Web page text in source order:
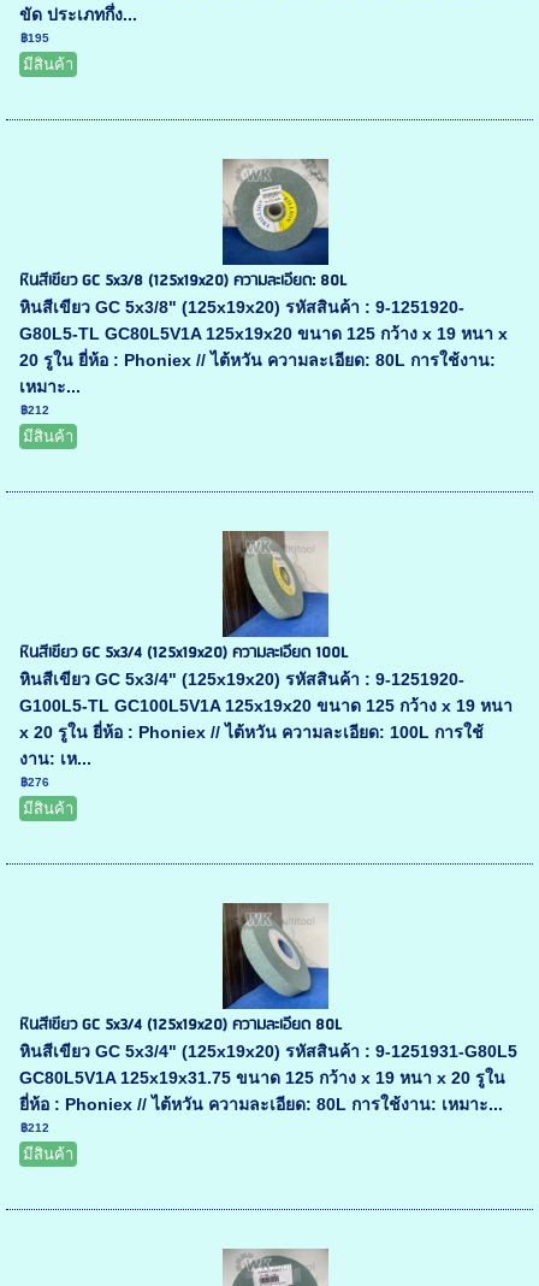
ขัด ประเภทกึ่ง...
฿195
มีสินค้า
หินสีเขียว GC 5x3/8 (125x19x20) ความละเอียด: 80L
หินสีเขียว GC 5x3/8" (125x19x20) รหัสสินค้า : 9-1251920-
G80L5-TL GC80L5V1A 125x19x20 ขนาด 125 กว้าง x 19 หนา x
20 รูใน ยี่ห้อ : Phoniex // ไต้หวัน ความละเอียด: 80L การใช้งาน:
เหมาะ...
฿212
มีสินค้า
หินสีเขียว GC 5x3/4 (125x19x20) ความละเอียด 100L
หินสีเขียว GC 5x3/4" (125x19x20) รหัสสินค้า : 9-1251920-
G100L5-TL GC100L5V1A 125x19x20 ขนาด 125 กว้าง x 19 หนา
x 20 รูใน ยี่ห้อ : Phoniex // ไต้หวัน ความละเอียด: 100L การใช้
งาน: เห...
฿276
มีสินค้า
หินสีเขียว GC 5x3/4 (125x19x20) ความละเอียด 80L
หินสีเขียว GC 5x3/4" (125x19x20) รหัสสินค้า : 9-1251931-G80L5
GC80L5V1A 125x19x31.75 ขนาด 125 กว้าง x 19 หนา x 20 รูใน
ยี่ห้อ : Phoniex // ไต้หวัน ความละเอียด: 80L การใช้งาน: เหมาะ...
฿212
มีสินค้า